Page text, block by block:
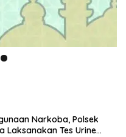
Narkoba, Polsek
Laksanakan Tes Urine